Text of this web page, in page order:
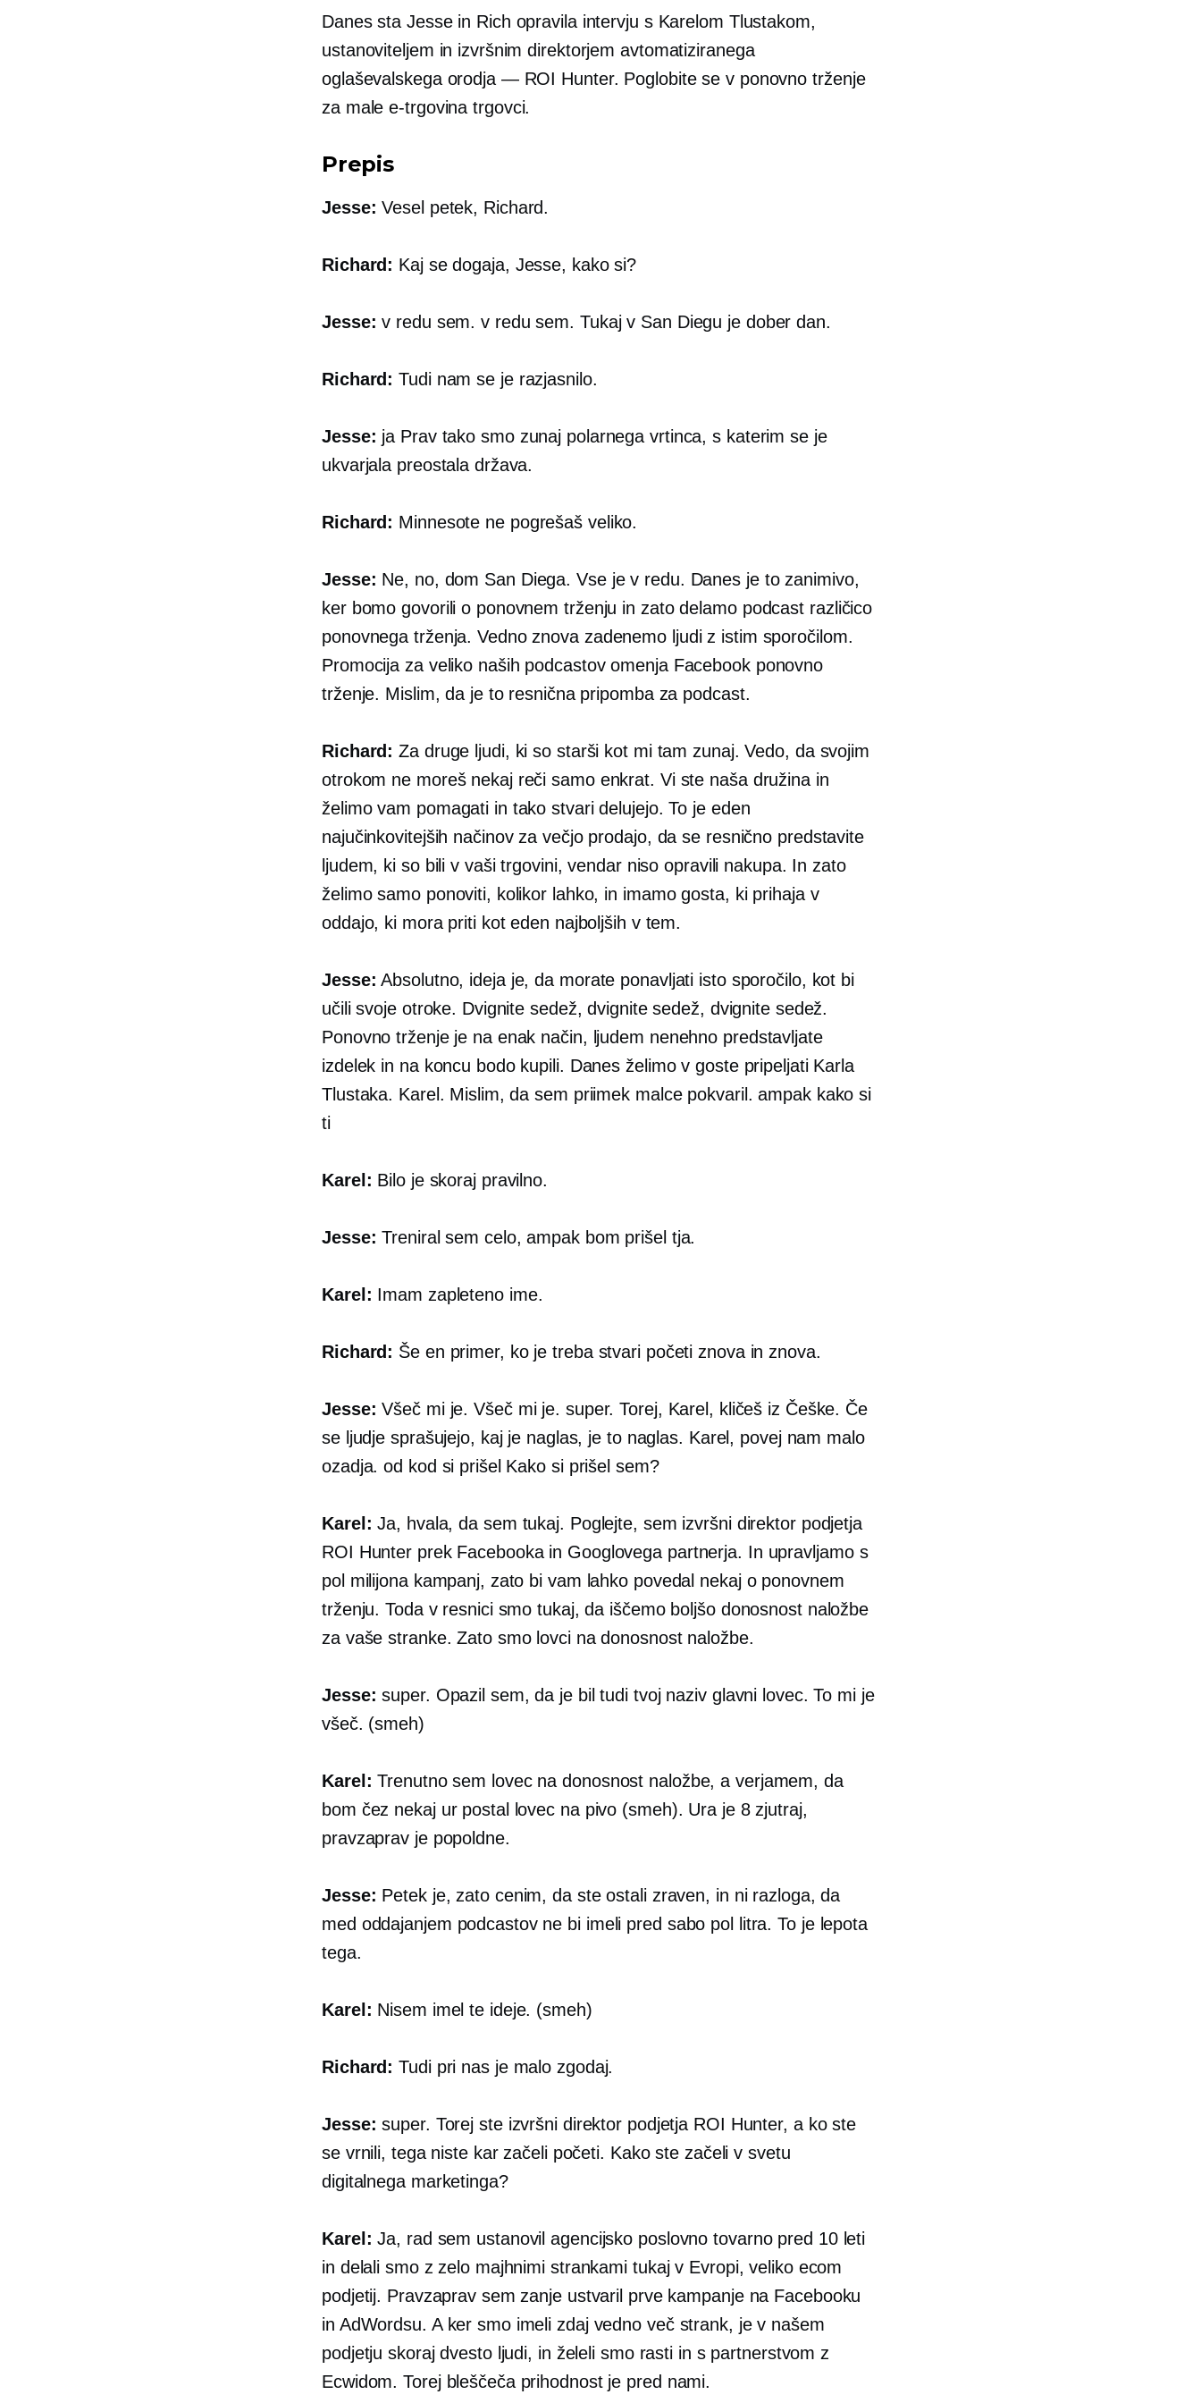
Danes sta Jesse in Rich opravila intervju s Karelom Tlustakom,
ustanoviteljem in izvršnim direktorjem avtomatiziranega
oglaševalskega orodja — ROI Hunter. Poglobite se v ponovno trženje
za malee-trgovina trgovci.
Prepis
Jesse: Vesel petek, Richard.
Richard: Kaj se dogaja, Jesse, kako si?
Jesse: v redu sem. v redu sem. Tukaj v San Diegu je dober dan.
Richard: Tudi nam se je razjasnilo.
Jesse: ja Prav tako smo zunaj polarnega vrtinca, s katerim se je
ukvarjala preostala država.
Richard: Minnesote ne pogrešaš veliko.
Jesse: Ne, no, dom San Diega. Vse je v redu. Danes je to zanimivo,
ker bomo govorili o ponovnem trženju in zato delamo podcast različico
ponovnega trženja. Vedno znova zadenemo ljudi z istim sporočilom.
Promocija za veliko naših podcastov omenja Facebook ponovno
trženje. Mislim, da je to resnična pripomba za podcast.
Richard: Za druge ljudi, ki so starši kot mi tam zunaj. Vedo, da svojim
otrokom ne moreš nekaj reči samo enkrat. Vi ste naša družina in
želimo vam pomagati in tako stvari delujejo. To je eden
najučinkovitejših načinov za večjo prodajo, da se resnično predstavite
ljudem, ki so bili v vaši trgovini, vendar niso opravili nakupa. In zato
želimo samo ponoviti, kolikor lahko, in imamo gosta, ki prihaja v
oddajo, ki mora priti kot eden najboljših v tem.
Jesse: Absolutno, ideja je, da morate ponavljati isto sporočilo, kot bi
učili svoje otroke. Dvignite sedež, dvignite sedež, dvignite sedež.
Ponovno trženje je na enak način, ljudem nenehno predstavljate
izdelek in na koncu bodo kupili. Danes želimo v goste pripeljati Karla
Tlustaka. Karel. Mislim, da sem priimek malce pokvaril. ampak kako si
ti
Karel: Bilo je skoraj pravilno.
Jesse: Treniral sem celo, ampak bom prišel tja.
Karel: Imam zapleteno ime.
Richard: Še en primer, ko je treba stvari početi znova in znova.
Jesse: Všeč mi je. Všeč mi je. super. Torej, Karel, kličeš iz Češke. Če
se ljudje sprašujejo, kaj je naglas, je to naglas. Karel, povej nam malo
ozadja. od kod si prišel Kako si prišel sem?
Karel: Ja, hvala, da sem tukaj. Poglejte, sem izvršni direktor podjetja
ROI Hunter prek Facebooka in Googlovega partnerja. In upravljamo s
pol milijona kampanj, zato bi vam lahko povedal nekaj o ponovnem
trženju. Toda v resnici smo tukaj, da iščemo boljšo donosnost naložbe
za vaše stranke. Zato smo lovci na donosnost naložbe.
Jesse: super. Opazil sem, da je bil tudi tvoj naziv glavni lovec. To mi je
všeč. (smeh)
Karel: Trenutno sem lovec na donosnost naložbe, a verjamem, da
bom čez nekaj ur postal lovec na pivo (smeh). Ura je 8 zjutraj,
pravzaprav je popoldne.
Jesse: Petek je, zato cenim, da ste ostali zraven, in ni razloga, da
med oddajanjem podcastov ne bi imeli pred sabo pol litra. To je lepota
tega.
Karel: Nisem imel te ideje. (smeh)
Richard: Tudi pri nas je malo zgodaj.
Jesse: super. Torej ste izvršni direktor podjetja ROI Hunter, a ko ste
se vrnili, tega niste kar začeli početi. Kako ste začeli v svetu
digitalnega marketinga?
Karel: Ja, rad sem ustanovil agencijsko poslovno tovarno pred 10 leti
in delali smo z zelo majhnimi strankami tukaj v Evropi, veliko ecom
podjetij. Pravzaprav sem zanje ustvaril prve kampanje na Facebooku
in AdWordsu. A ker smo imeli zdaj vedno več strank, je v našem
podjetju skoraj dvesto ljudi, in želeli smo rasti in s partnerstvom z
Ecwidom. Torej bleščeča prihodnost je pred nami.